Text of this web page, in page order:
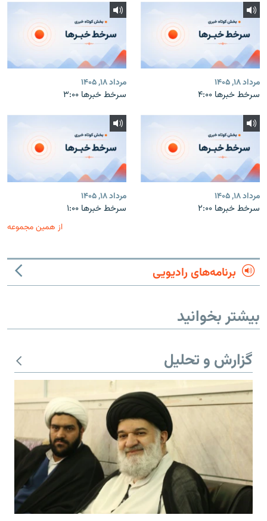
مرداد ۱۸, ۱۴۰۵
سرخط خبرها ۴:۰۰
مرداد ۱۸, ۱۴۰۵
سرخط خبرها ۳:۰۰
مرداد ۱۸, ۱۴۰۵
سرخط خبرها ۲:۰۰
مرداد ۱۸, ۱۴۰۵
سرخط خبرها ۱:۰۰
از همین مجموعه
برنامه‌های رادیویی
بیشتر بخوانید
گزارش و تحلیل